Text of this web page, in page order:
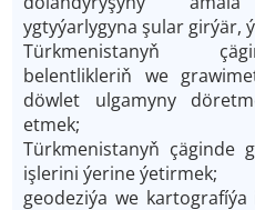
ygtyýarlygyna şular girýär,
Türkmenistanyň
belentlikleriň we
döwlet ulgamyny
etmek;
Türkmenistanyň çäginde
işlerini ýerine ýetirmek;
geodeziýa we